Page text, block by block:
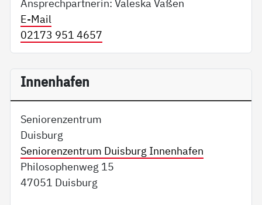
Ansprechpartnerin: Valeska Vaßen
E-Mail
02173 951 4657
Innenhafen
Seniorenzentrum
Duisburg
Seniorenzentrum Duisburg Innenhafen
Philosophenweg 15
47051 Duisburg